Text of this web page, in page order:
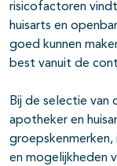
risicofactoren
huisarts en
goed kunnen
best vanuit de
Bij de selectie van
apotheker en
groepskenmerken,
en mogelijkheden